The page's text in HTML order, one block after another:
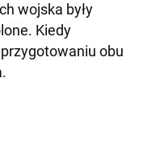
wojska były
Kiedy
obu